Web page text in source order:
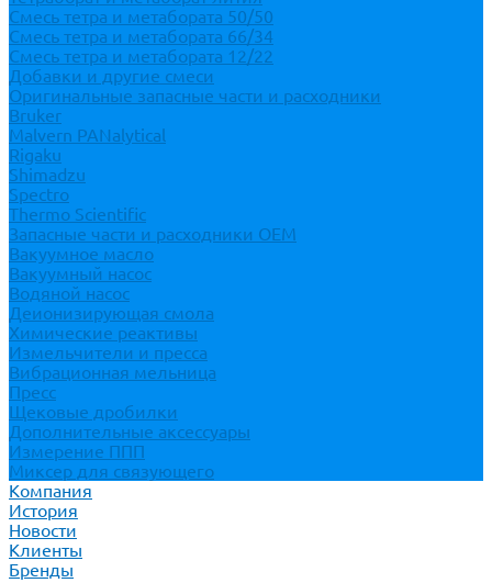
Смесь тетра и метабората 50/50
Смесь тетра и метабората 66/34
Смесь тетра и метабората 12/22
Добавки и другие смеси
Оригинальные запасные части и расходники
Bruker
Malvern PANalytical
Rigaku
Shimadzu
Spectro
Thermo Scientific
Запасные части и расходники ОЕМ
Вакуумное масло
Вакуумный насос
Водяной насос
Деионизирующая смола
Химические реактивы
Измельчители и пресса
Вибрационная мельница
Пресс
Щековые дробилки
Дополнительные аксессуары
Измерение ППП
Миксер для связующего
Компания
История
Новости
Клиенты
Бренды